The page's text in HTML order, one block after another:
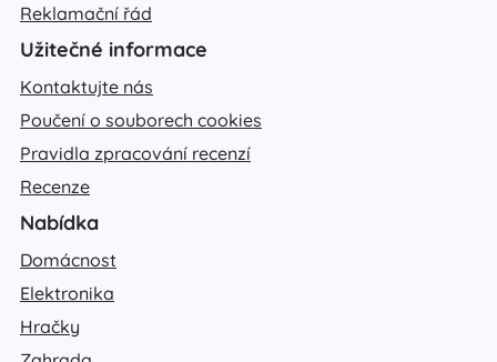
Reklamační řád
Užitečné informace
Kontaktujte nás
Poučení o souborech cookies
Pravidla zpracování recenzí
Recenze
Nabídka
Domácnost
Elektronika
Hračky